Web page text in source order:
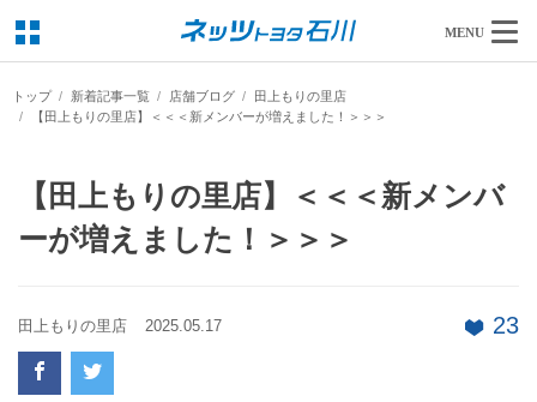
MENU
トップ 新着記事一覧 店舗ブログ
田上もりの里店
【田上もりの里店】＜＜＜新メンバーが増えました！＞＞＞
【田上もりの里店】＜＜＜新メンバ
ーが増えました！＞＞＞
田上もりの里店 2025.05.17 23